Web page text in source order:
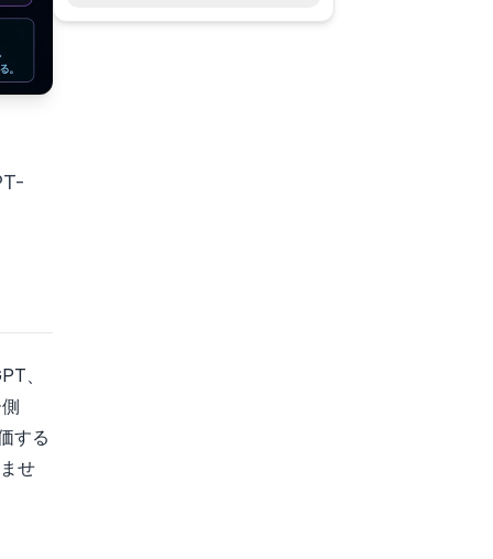
、
する
せ